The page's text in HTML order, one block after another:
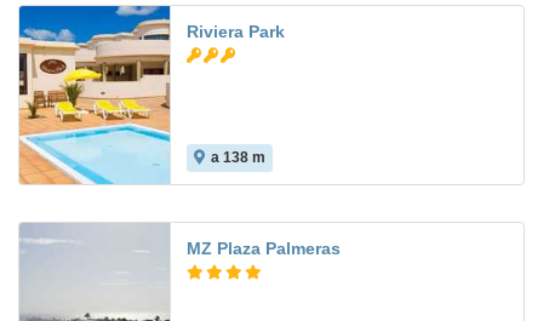
Riviera Park
a 138 m
MZ Plaza Palmeras